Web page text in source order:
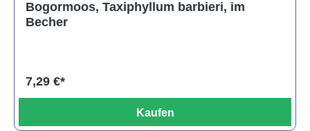
Bogormoos, Taxiphyllum barbieri, im
Becher
7,29 €*
Kaufen